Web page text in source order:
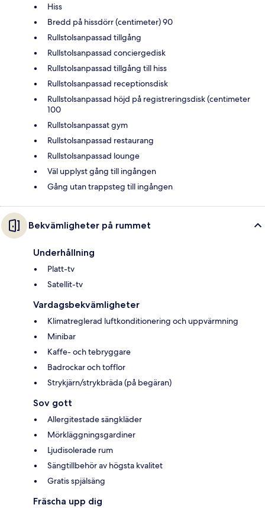
Hiss
Bredd på hissdörr (centimeter) 90
Rullstolsanpassad tillgång
Rullstolsanpassad conciergedisk
Rullstolsanpassad tillgång till hiss
Rullstolsanpassad receptionsdisk
Rullstolsanpassad höjd på registreringsdisk (centimeter
100
Rullstolsanpassat gym
Rullstolsanpassad restaurang
Rullstolsanpassad lounge
Väl upplyst gång till ingången
Gång utan trappsteg till ingången
Bekvämligheter på rummet
Underhållning
Platt-tv
Satellit-tv
Vardagsbekvämligheter
Klimatreglerad luftkonditionering och uppvärmning
Minibar
Kaffe- och tebryggare
Badrockar och tofflor
Strykjärn/strykbräda (på begäran)
Sov gott
Allergitestade sängkläder
Mörkläggningsgardiner
Ljudisolerade rum
Sängtillbehör av högsta kvalitet
Gratis spjälsäng
Fräscha upp dig